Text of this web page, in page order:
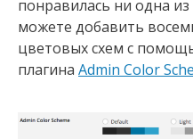
понравилась ни одна
можете добавить
цветовых схем с
плагина Admin Color